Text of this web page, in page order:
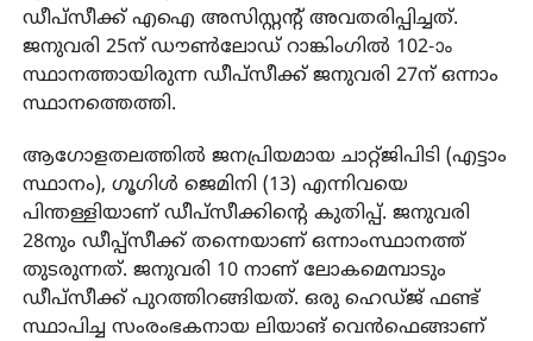
ഡീപ്‌സീക്ക് എഐ അസിസ്റ്റന്‍റ്‌ അവതരിപ്പിച്ചത്‌.
ജനുവരി 25ന് ഡൗൺലോഡ് റാങ്കിംഗിൽ 102‐ാം
സ്ഥാനത്തായിരുന്ന ഡീപ്‌സീക്ക്‌ ജനുവരി 27ന്‌ ഒന്നാം
സ്ഥാനത്തെത്തി.
ആഗോളതലത്തിൽ ജനപ്രിയമായ ചാറ്റ്‌ജിപിടി (എട്ടാം
സ്ഥാനം), ഗൂഗിൾ ജെമിനി (13) എന്നിവയെ
പിന്തള്ളിയാണ്‌ ഡീപ്‌സീക്കിന്‍റെ കുതിപ്പ്‌. ജനുവരി
28നും ഡീപ്പ്‌സീക്ക്‌ തന്നെയാണ്‌ ഒന്നാംസ്ഥാനത്ത്‌
തുടരുന്നത്‌. ജനുവരി 10 നാണ്‌ ലോകമെമ്പാടും
ഡീപ്‌സീക്ക്‌ പുറത്തിറങ്ങിയത്‌. ഒരു ഹെഡ്ജ് ഫണ്ട്
സ്ഥാപിച്ച സംരംഭകനായ ലിയാങ് വെൻഫെങ്ങാണ്‌